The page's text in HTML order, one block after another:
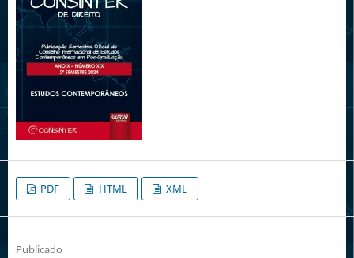
PDF HTML XML
Publicado